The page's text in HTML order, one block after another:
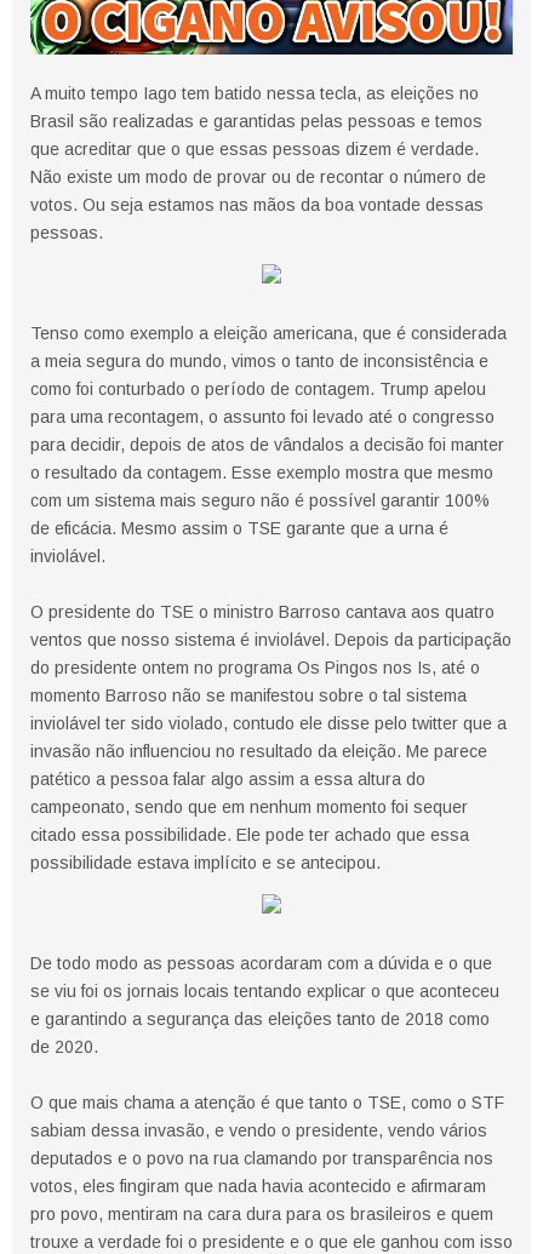
A muito tempo Iago tem batido nessa tecla, as eleições no
Brasil são realizadas e garantidas pelas pessoas e temos
que acreditar que o que essas pessoas dizem é verdade.
Não existe um modo de provar ou de recontar o número de
votos. Ou seja estamos nas mãos da boa vontade dessas
pessoas.
Tenso como exemplo a eleição americana, que é considerada
a meia segura do mundo, vimos o tanto de inconsistência e
como foi conturbado o período de contagem. Trump apelou
para uma recontagem, o assunto foi levado até o congresso
para decidir, depois de atos de vândalos a decisão foi manter
o resultado da contagem. Esse exemplo mostra que mesmo
com um sistema mais seguro não é possível garantir 100%
de eficácia. Mesmo assim o TSE garante que a urna é
inviolável.
O presidente do TSE o ministro Barroso cantava aos quatro
ventos que nosso sistema é inviolável. Depois da participação
do presidente ontem no programa Os Pingos nos Is, até o
momento Barroso não se manifestou sobre o tal sistema
inviolável ter sido violado, contudo ele disse pelo twitter que a
invasão não influenciou no resultado da eleição. Me parece
patético a pessoa falar algo assim a essa altura do
campeonato, sendo que em nenhum momento foi sequer
citado essa possibilidade. Ele pode ter achado que essa
possibilidade estava implícito e se antecipou.
De todo modo as pessoas acordaram com a dúvida e o que
se viu foi os jornais locais tentando explicar o que aconteceu
e garantindo a segurança das eleições tanto de 2018 como
de 2020.
O que mais chama a atenção é que tanto o TSE, como o STF
sabiam dessa invasão, e vendo o presidente, vendo vários
deputados e o povo na rua clamando por transparência nos
votos, eles fingiram que nada havia acontecido e afirmaram
pro povo, mentiram na cara dura para os brasileiros e quem
trouxe a verdade foi o presidente e o que ele ganhou com isso